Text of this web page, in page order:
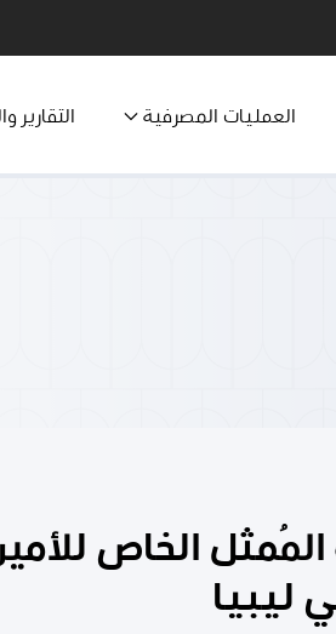
العمليات المصرفية التقارير
المُمثل الخاص
ليبيا